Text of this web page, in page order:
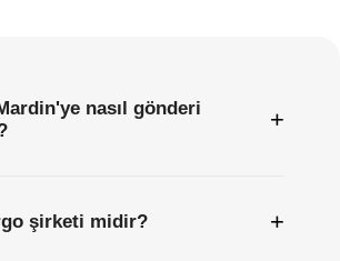
nasıl gönderi
+
şirketi midir? +